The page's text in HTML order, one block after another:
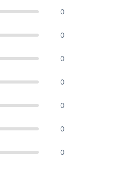
0
0
0
0
0
0
0